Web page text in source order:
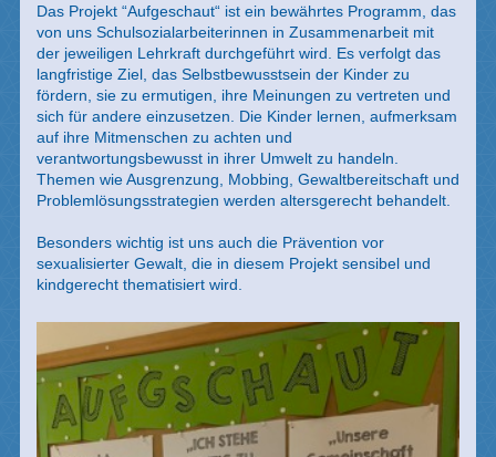
Das Projekt “Aufgeschaut“ ist ein bewährtes Programm, das
von uns Schulsozialarbeiterinnen in Zusammenarbeit mit
der jeweiligen Lehrkraft durchgeführt wird. Es verfolgt das
langfristige Ziel, das Selbstbewusstsein der Kinder zu
fördern, sie zu ermutigen, ihre Meinungen zu vertreten und
sich für andere einzusetzen. Die Kinder lernen, aufmerksam
auf ihre Mitmenschen zu achten und
verantwortungsbewusst in ihrer Umwelt zu handeln.
Themen wie Ausgrenzung, Mobbing, Gewaltbereitschaft und
Problemlösungsstrategien werden altersgerecht behandelt.
Besonders wichtig ist uns auch die Prävention vor
sexualisierter Gewalt, die in diesem Projekt sensibel und
kindgerecht thematisiert wird.